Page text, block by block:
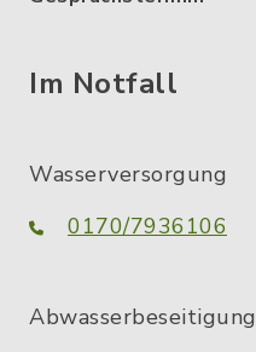
Im Notfall
Wasserversorgung
0170/7936106
Abwasserbeseitigung